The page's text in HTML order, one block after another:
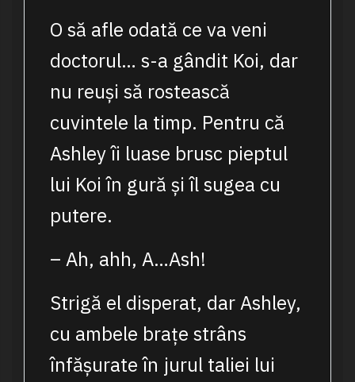
O să afle odată ce va veni
doctorul… s-a gândit Koi, dar
nu reuși să rostească
cuvintele la timp. Pentru că
Ashley îi luase brusc pieptul
lui Koi în gură și îl sugea cu
putere.
– Ah, ahh, A…Ash!
Strigă el disperat, dar Ashley,
cu ambele brațe strâns
înfășurate în jurul taliei lui